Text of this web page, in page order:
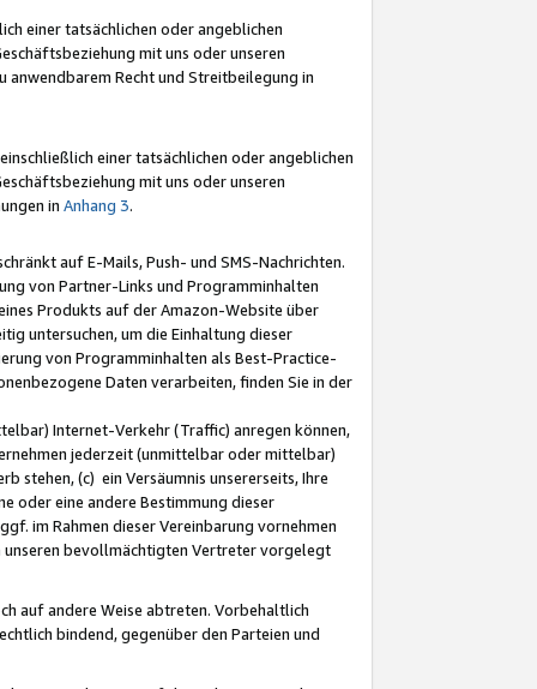
einer tatsächlichen oder angeblichen
mit uns oder unseren
anwendbarem Recht und Streitbeilegung in
einer tatsächlichen oder angeblichen
mit uns oder unseren
in Anhang 3.
auf E-Mails, Push- und SMS-Nachrichten.
von Partner-Links und Programminhalten
Produkts auf der Amazon-Website über
untersuchen, um die Einhaltung dieser
von Programminhalten als Best-Practice-
Daten verarbeiten, finden Sie in der
Internet-Verkehr (Traffic) anregen können,
jederzeit (unmittelbar oder mittelbar)
stehen, (c) ein Versäumnis unsererseits, Ihre
oder eine andere Bestimmung dieser
im Rahmen dieser Vereinbarung vornehmen
unseren bevollmächtigten Vertreter vorgelegt
auf andere Weise abtreten. Vorbehaltlich
bindend, gegenüber den Parteien und